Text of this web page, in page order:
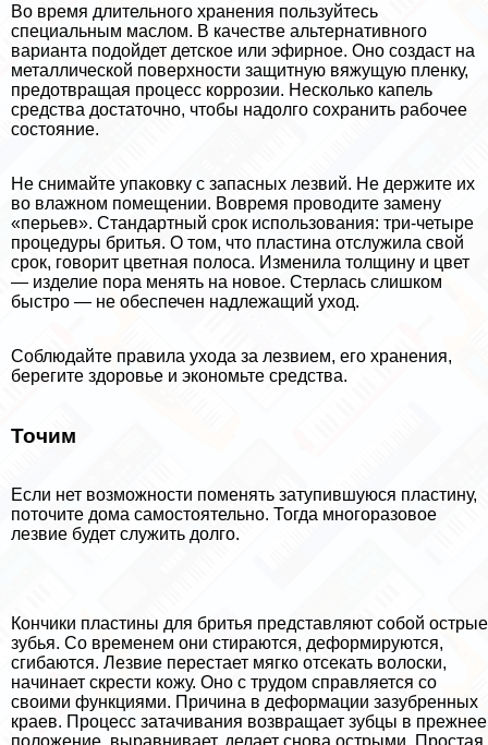
Во время длительного хранения пользуйтесь
специальным маслом. В качестве альтернативного
варианта подойдет детское или эфирное. Оно создаст на
металлической поверхности защитную вяжущую пленку,
предотвращая процесс коррозии. Несколько капель
средства достаточно, чтобы надолго сохранить рабочее
состояние.
Не снимайте упаковку с запасных лезвий. Не держите их
во влажном помещении. Вовремя проводите замену
«перьев». Стандартный срок использования: три-четыре
процедуры бритья. О том, что пластина отслужила свой
срок, говорит цветная полоса. Изменила толщину и цвет
— изделие пора менять на новое. Стерлась слишком
быстро — не обеспечен надлежащий уход.
Соблюдайте правила ухода за лезвием, его хранения,
берегите здоровье и экономьте средства.
Точим
Если нет возможности поменять затупившуюся пластину,
поточите дома самостоятельно. Тогда многоразовое
лезвие будет служить долго.
Кончики пластины для бритья представляют собой острые
зубья. Со временем они стираются, деформируются,
сгибаются. Лезвие перестает мягко отсекать волоски,
начинает скрести кожу. Оно с трудом справляется со
своими функциями. Причина в деформации зазубренных
краев. Процесс затачивания возвращает зубцы в прежнее